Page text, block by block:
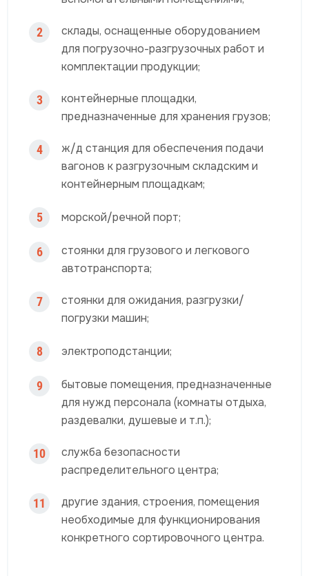
2
склады, оснащенные оборудованием
для погрузочно-разгрузочных работ и
комплектации продукции;
3
контейнерные площадки,
предназначенные для хранения грузов;
4
ж/д станция для обеспечения подачи
вагонов к разгрузочным складским и
контейнерным площадкам;
5 морской/речной порт;
6
стоянки для грузового и легкового
автотранспорта;
7
стоянки для ожидания, разгрузки/
погрузки машин;
8 электроподстанции;
9
бытовые помещения, предназначенные
для нужд персонала (комнаты отдыха,
раздевалки, душевые и т.п.);
10
служба безопасности
распределительного центра;
11
другие здания, строения, помещения
необходимые для функционирования
конкретного сортировочного центра.